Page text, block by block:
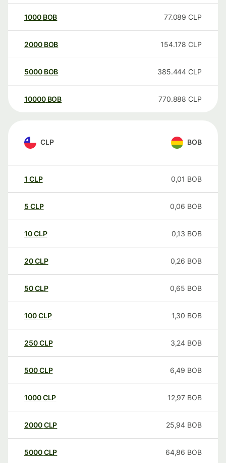
1000 BOB 77.089 CLP
2000 BOB 154.178 CLP
5000 BOB 385.444 CLP
10000 BOB 770.888 CLP
CLP BOB
1 CLP 0,01 BOB
5 CLP 0,06 BOB
10CLP 0,13 BOB
20CLP 0,26 BOB
50CLP 0,65 BOB
100CLP 1,30 BOB
250CLP 3,24 BOB
500CLP 6,49 BOB
1000CLP 12,97 BOB
2000CLP 25,94 BOB
5000CLP 64,86 BOB